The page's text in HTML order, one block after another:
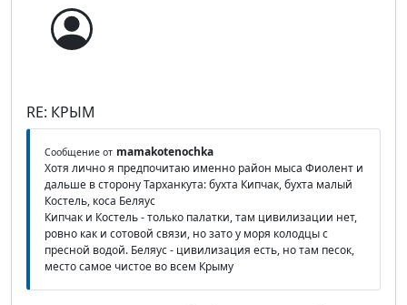
RE: КРЫМ
Сообщение от mamakotenochka
Хотя лично я предпочитаю именно район мыса Фиолент и
дальше в сторону Тарханкута: бухта Кипчак, бухта малый
Костель, коса Беляус
Кипчак и Костель - только палатки, там цивилизации нет,
ровно как и сотовой связи, но зато у моря колодцы с
пресной водой. Беляус - цивилизация есть, но там песок,
место самое чистое во всем Крыму